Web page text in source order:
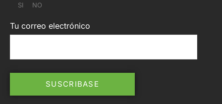
SI NO
Tu correo electrónico